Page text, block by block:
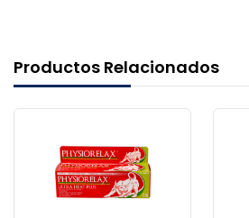
Productos Relacionados